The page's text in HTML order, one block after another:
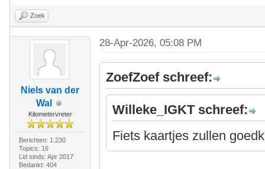
Zoek
Niels van der
Wal
Kilometervreter
Berichten: 1.230
Topics: 16
Lid sinds: Apr 2017
Bedankt: 404
28-Apr-2026, 05:08 PM
ZoefZoef schreef:
Willeke_IGKT schreef:
Fiets kaartjes zullen